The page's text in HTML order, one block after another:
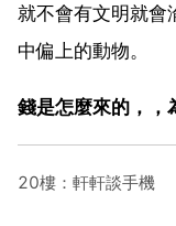
就不會有文明就會
中偏上的動物。
錢是怎麼來的，，
20樓：軒軒談手機